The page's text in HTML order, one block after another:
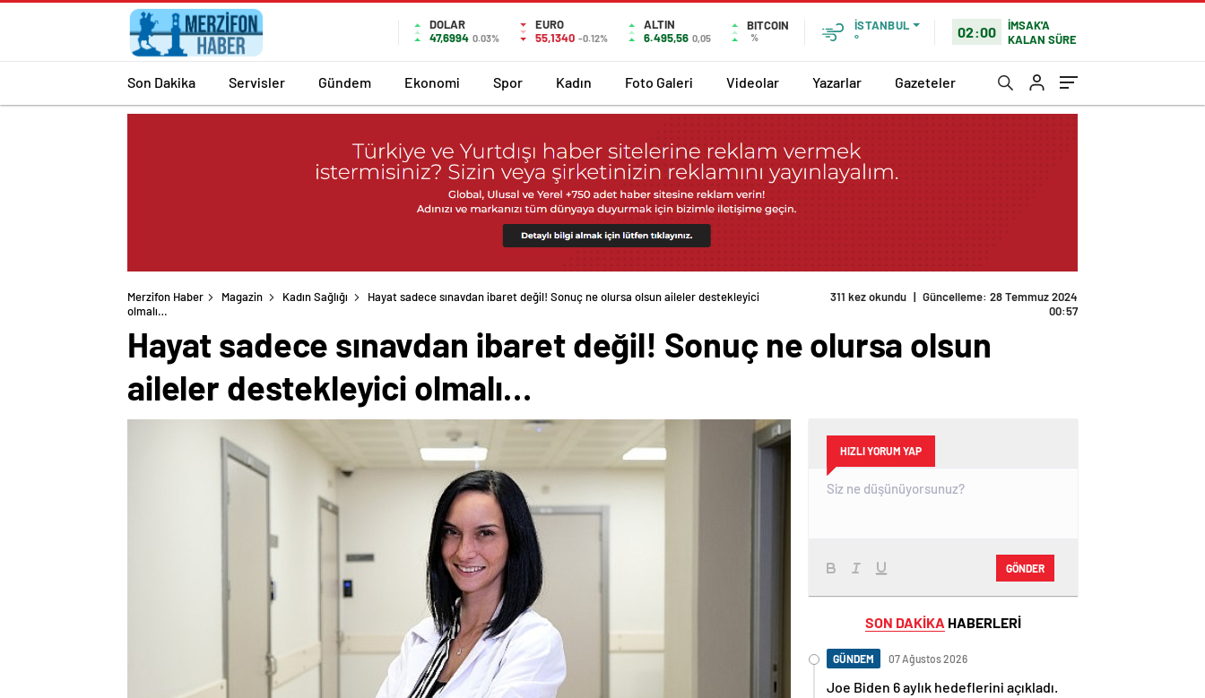
DOLAR
47,6994 0.03%
EURO
55,1340 -0.12%
ALTIN
6.495,56 0,05
BITCOIN
%
İSTANBUL
°
02:00
İMSAK'A
KALAN SÜRE
Son Dakika Servisler Gündem Ekonomi Spor Kadın Foto Galeri Videolar Yazarlar Gazeteler
Merzifon Haber Magazin Kadın Sağlığı
Hayat sadece sınavdan ibaret değil! Sonuç ne olursa olsun aileler destekleyici
olmalı…
311 kez okundu | Güncelleme: 28 Temmuz 2024
00:57
Hayat sadece sınavdan ibaret değil! Sonuç ne olursa olsun
aileler destekleyici olmalı…
HIZLI YORUM YAP
GÖNDER
SON DAKİKA HABERLERİ
GÜNDEM 07 Ağustos 2026
Joe Biden 6 aylık hedeflerini açıkladı.